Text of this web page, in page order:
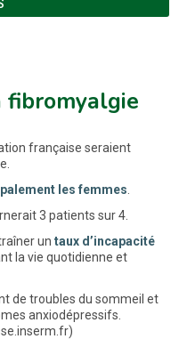
fibromyalgie
française seraient
les femmes
3 patients sur 4.
un taux d’incapacité
la vie quotidienne et
de troubles du sommeil et
anxiodépressifs.